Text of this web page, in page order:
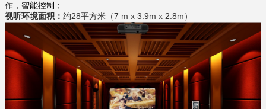
作，智能控制；
视听环境面积： 约28平方米（7 m x 3.9m x 2.8m）